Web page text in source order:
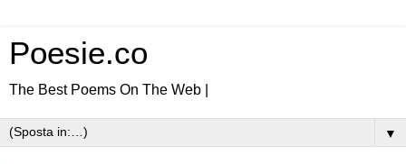
Poesie.co
The Best Poems On The Web |
▼